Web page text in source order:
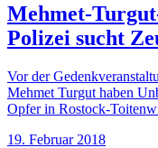
Mehmet-
Polizei sucht
Vor der
Mehmet Turgut haben
Opfer in Rostock-
19. Februar 2018